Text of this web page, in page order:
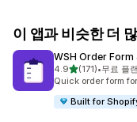
이 앱과 비슷한 더
WSH Order Form
4.9별 5개 중
(171)
총 리뷰 171개
•무료 플
Quick order form
Built for